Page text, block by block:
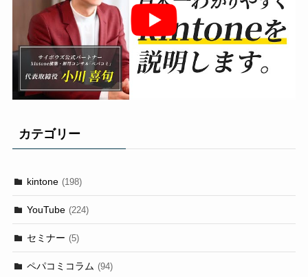
カテゴリー
kintone (198)
YouTube (224)
セミナー (5)
ペパコミコラム (94)